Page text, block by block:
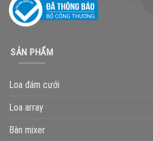
SẢN PHẨM
Loa đám cưới
Loa array
Bàn mixer